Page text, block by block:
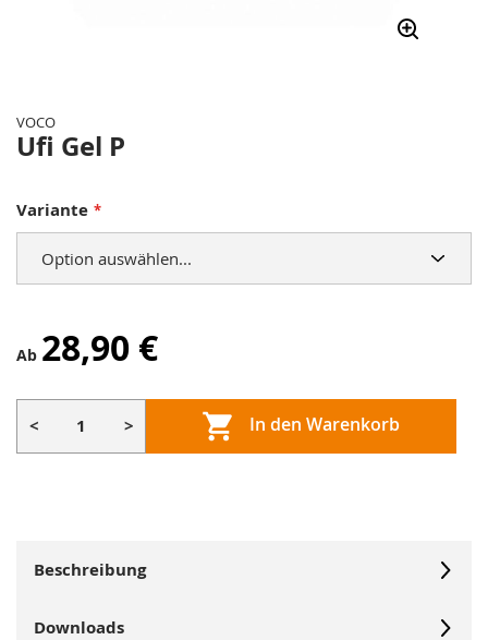
Bildergalerie
springen
VOCO
Ufi Gel P
Variante
Ab 28,90 €
< > In den Warenkorb
Beschreibung
Downloads